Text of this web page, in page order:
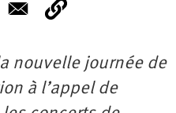
nouvelle journée de
à l’appel de